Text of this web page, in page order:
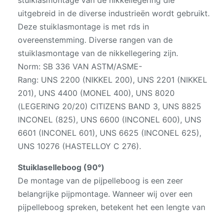
uitgebreid in de diverse industrieën wordt gebruikt.
Deze stuiklasmontage is met rds in
overeenstemming. Diverse rangen van de
stuiklasmontage van de nikkellegering zijn.
Norm: SB 336 VAN ASTM/ASME-
Rang: UNS 2200 (NIKKEL 200), UNS 2201 (NIKKEL
201), UNS 4400 (MONEL 400), UNS 8020
(LEGERING 20/20) CITIZENS BAND 3, UNS 8825
INCONEL (825), UNS 6600 (INCONEL 600), UNS
6601 (INCONEL 601), UNS 6625 (INCONEL 625),
UNS 10276 (HASTELLOY C 276).
Stuiklaselleboog (90°)
De montage van de pijpelleboog is een zeer
belangrijke pijpmontage. Wanneer wij over een
pijpelleboog spreken, betekent het een lengte van